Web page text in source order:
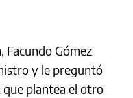
Facundo Gómez
y le preguntó
que plantea el otro